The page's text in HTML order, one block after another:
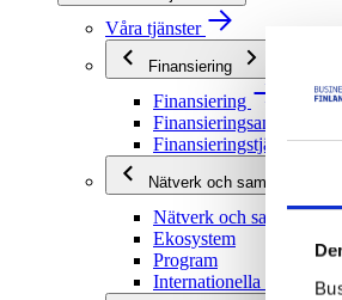
Våra tjänster
Finansiering
Finansiering
Finansieringsanvisningar
Finansieringstjänster
Nätverk och samarbete
Nätverk och samarbete
Ekosystem
Program
Internationella program